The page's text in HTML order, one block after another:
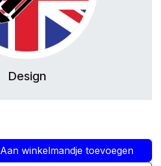
Design
Aan winkelmandje toevoegen